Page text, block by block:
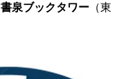
書泉ブックタワー （東